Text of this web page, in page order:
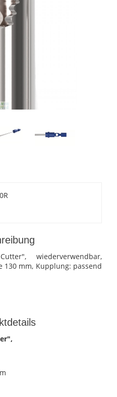
wiederverwendbar,
130 mm, Kupplung: passend